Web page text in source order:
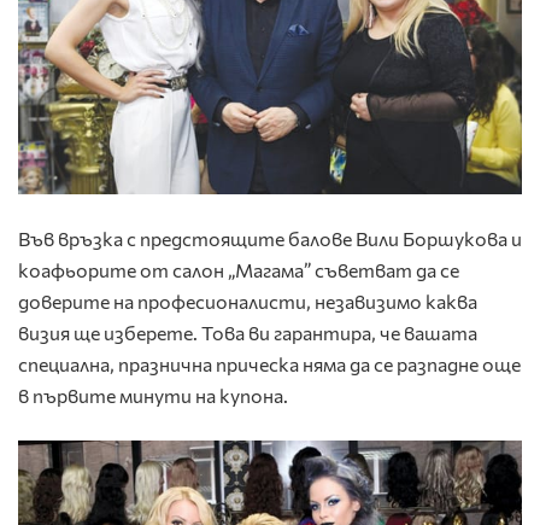
Във връзка с предстоящите балове Вили Боршукова и
коафьорите от салон „Магама” съветват да се
доверите на професионалисти, незавизимо каква
визия ще изберете. Това ви гарантира, че вашата
специална, празнична прическа няма да се разпадне още
в първите минути на купона.